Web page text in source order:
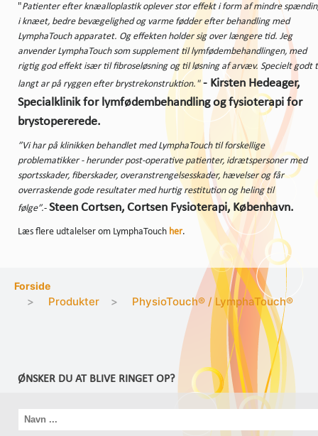
"Patienter efter knæalloplastik oplever stor effekt i form af mindre
i knæet, bedre bevægelighed og varme fødder efter behandling med
LymphaTouch apparatet. Og effekten holder sig over længere tid. Jeg
anvender LymphaTouch som supplement til lymfødembehandlingen, med
rigtig god effekt især til fibroseløsning og til løsning af arvæv. Specielt godt
langt ar på ryggen efter brystrekonstruktion."- Kirsten Hedeager,
Specialklinik for lymfødembehandling og fysioterapi for
brystopererede.
”Vi har på klinikken behandlet med LymphaTouch til forskellige
problematikker - herunder post-operative patienter, idrætspersoner med
sportsskader, fiberskader, overanstrengelsesskader, hævelser og får
overraskende gode resultater med hurtig restitution og heling til
følge”.- Steen Cortsen, Cortsen Fysioterapi, København.
Læs flere udtalelser om LymphaTouch her.
Forside
Produkter PhysioTouch® / LymphaTouch®
ØNSKER DU AT BLIVE RINGET OP?